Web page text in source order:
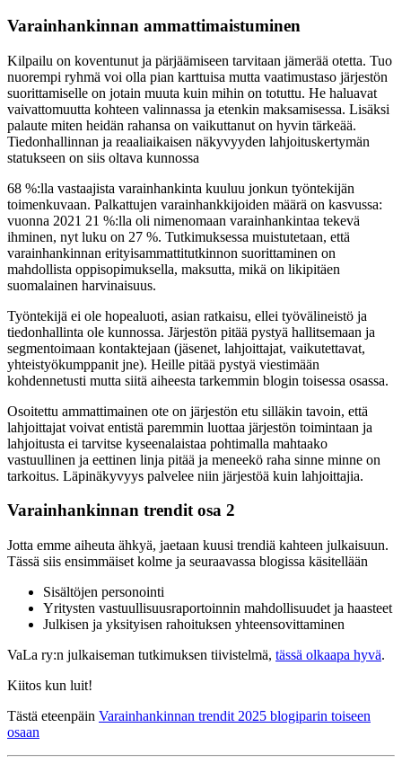
Varainhankinnan ammattimaistuminen
Kilpailu on koventunut ja pärjäämiseen tarvitaan jämerää otetta. Tuo
nuorempi ryhmä voi olla pian karttuisa mutta vaatimustaso järjestön
suorittamiselle on jotain muuta kuin mihin on totuttu. He haluavat
vaivattomuutta kohteen valinnassa ja etenkin maksamisessa. Lisäksi
palaute miten heidän rahansa on vaikuttanut on hyvin tärkeää.
Tiedonhallinnan ja reaaliaikaisen näkyvyyden lahjoituskertymän
statukseen on siis oltava kunnossa
68 %:lla vastaajista varainhankinta kuuluu jonkun työntekijän
toimenkuvaan. Palkattujen varainhankkijoiden määrä on kasvussa:
vuonna 2021 21 %:lla oli nimenomaan varainhankintaa tekevä
ihminen, nyt luku on 27 %. Tutkimuksessa muistutetaan, että
varainhankinnan erityisammattitutkinnon suorittaminen on
mahdollista oppisopimuksella, maksutta, mikä on likipitäen
suomalainen harvinaisuus.
Työntekijä ei ole hopealuoti, asian ratkaisu, ellei työvälineistö ja
tiedonhallinta ole kunnossa. Järjestön pitää pystyä hallitsemaan ja
segmentoimaan kontaktejaan (jäsenet, lahjoittajat, vaikutettavat,
yhteistyökumppanit jne). Heille pitää pystyä viestimään
kohdennetusti mutta siitä aiheesta tarkemmin blogin toisessa osassa.
Osoitettu ammattimainen ote on järjestön etu silläkin tavoin, että
lahjoittajat voivat entistä paremmin luottaa järjestön toimintaan ja
lahjoitusta ei tarvitse kyseenalaistaa pohtimalla mahtaako
vastuullinen ja eettinen linja pitää ja meneekö raha sinne minne on
tarkoitus. Läpinäkyvyys palvelee niin järjestöä kuin lahjoittajia.
Varainhankinnan trendit osa 2
Jotta emme aiheuta ähkyä, jaetaan kuusi trendiä kahteen julkaisuun.
Tässä siis ensimmäiset kolme ja seuraavassa blogissa käsitellään
Sisältöjen personointi
Yritysten vastuullisuusraportoinnin mahdollisuudet ja haasteet
Julkisen ja yksityisen rahoituksen yhteensovittaminen
VaLa ry:n julkaiseman tutkimuksen tiivistelmä, tässä olkaapa hyvä.
Kiitos kun luit!
Tästä eteenpäin Varainhankinnan trendit 2025 blogiparin toiseen
osaan